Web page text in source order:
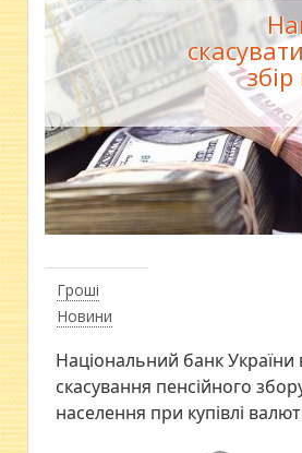
Гроші
Новини
збір
Національний банк України
скасування пенсійного
населення при купівлі